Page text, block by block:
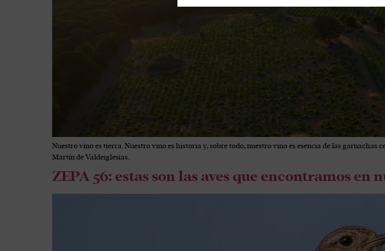
Nuestro vino es tierra. Nuestro vino es historia y, sobre todo, nuestro vino es esencia de las garnachas
Martín de Valdeiglesias.
ZEPA 56: estas son las aves que encontramos en